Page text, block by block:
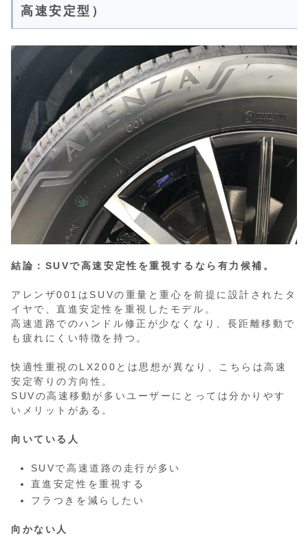
高速安定型）
結論：SUVで高速安定性を重視するなら有力候補。
アレンザ001はSUVの重量と重心を前提に設計されたタ
イヤで、直進安定性を重視したモデル。
高速道路でのハンドル修正が少なくなり、長距離移動で
も疲れにくい特徴を持つ。
快適性重視のLX200とは思想が異なり、こちらは高速
安定寄りの方向性。
SUVの高速移動が多いユーザーにとっては分かりやす
いメリットがある。
向いている人
SUVで高速道路の走行が多い
直進安定性を重視する
フラつきを減らしたい
向かない人